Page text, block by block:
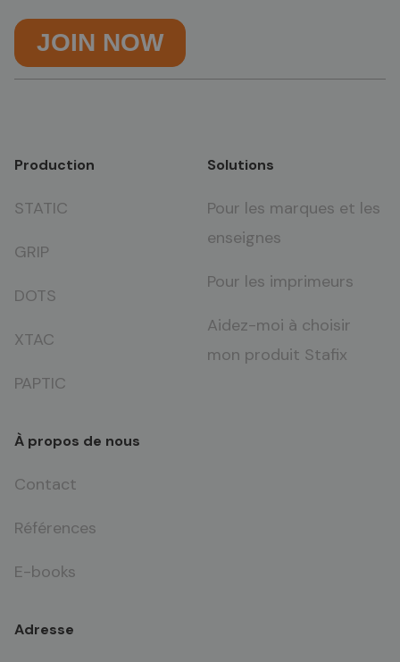
Production
STATIC
GRIP
DOTS
XTAC
PAPTIC
Solutions
Pour les marques et les
enseignes
Pour les imprimeurs
Aidez-moi à choisir
mon produit Stafix
À propos de nous
Contact
Références
E-books
Adresse